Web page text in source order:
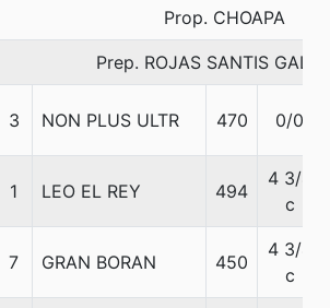
Prop. CHOAPA
Prep. ROJAS SANTIS
3 NON PLUS ULTR 470 0/0
1 LEO EL REY 494
4 3/4
c
7 GRAN BORAN 450
4 3/4
c